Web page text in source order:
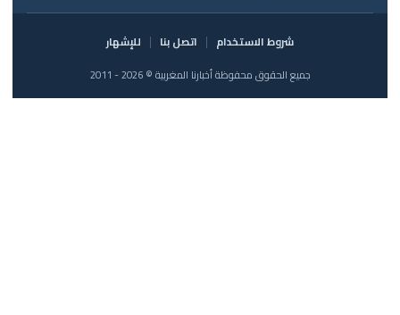
شروط الاستخدام اتصل بنا
للإشهار
جميع الحقوق محفوظة أخبارنا المغربية © 2026 - 2011